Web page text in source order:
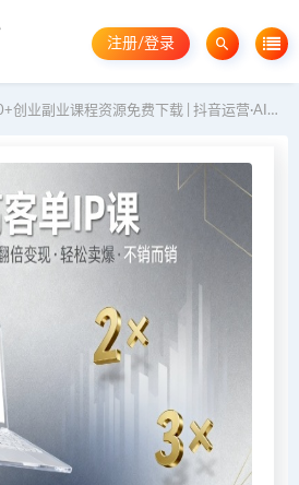
注册/登录
副业课程资源免费下载 | 抖音运营·AI教程·GEO优化